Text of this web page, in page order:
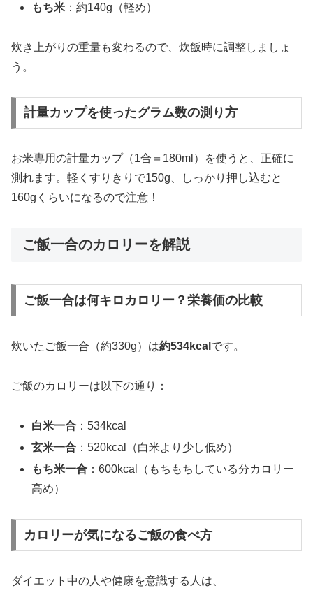
もち米 ：約140g（軽め）
炊き上がりの重量も変わるので、炊飯時に調整しましょ
う。
計量カップを使ったグラム数の測り方
お米専用の計量カップ（1合＝180ml）を使うと、正確に
測れます。軽くすりきりで150g、しっかり押し込むと
160gくらいになるので注意！
ご飯一合のカロリーを解説
ご飯一合は何キロカロリー？栄養価の比較
炊いたご飯一合（約330g）は約534kcal です。
ご飯のカロリーは以下の通り：
白米一合 ：534kcal
玄米一合 ：520kcal（白米より少し低め）
もち米一合 ：600kcal（もちもちしている分カロリー
高め）
カロリーが気になるご飯の食べ方
ダイエット中の人や健康を意識する人は、